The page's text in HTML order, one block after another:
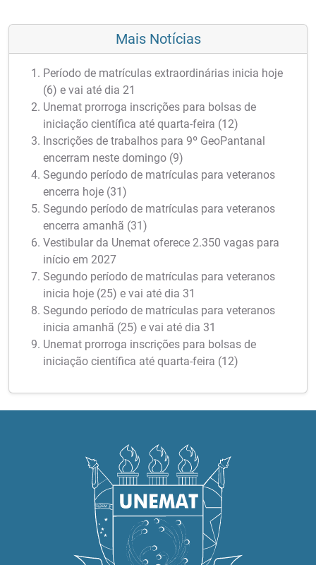
Mais Notícias
Período de matrículas extraordinárias inicia hoje
(6) e vai até dia 21
Unemat prorroga inscrições para bolsas de
iniciação científica até quarta-feira (12)
Inscrições de trabalhos para 9º GeoPantanal
encerram neste domingo (9)
Segundo período de matrículas para veteranos
encerra hoje (31)
Segundo período de matrículas para veteranos
encerra amanhã (31)
Vestibular da Unemat oferece 2.350 vagas para
início em 2027
Segundo período de matrículas para veteranos
inicia hoje (25) e vai até dia 31
Segundo período de matrículas para veteranos
inicia amanhã (25) e vai até dia 31
Unemat prorroga inscrições para bolsas de
iniciação científica até quarta-feira (12)